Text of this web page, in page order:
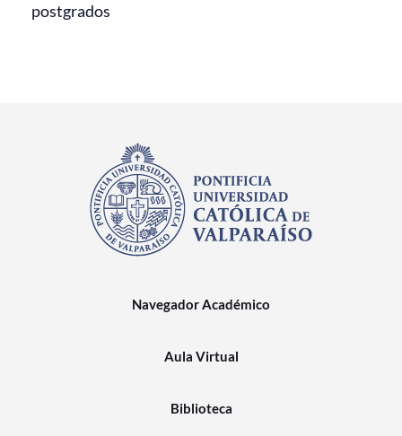
postgrados
Navegador Académico
Aula Virtual
Biblioteca